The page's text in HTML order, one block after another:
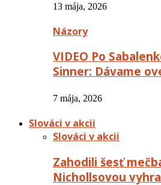
13 mája, 2026
Názory
VIDEO Po
Sinner: Dávame
7 mája, 2026
Slováci v akcii
Slováci v akcii
Zahodili šesť
Nichollsovou